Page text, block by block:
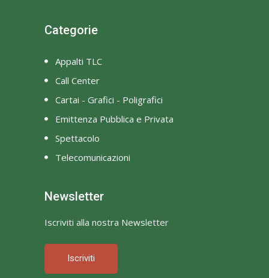
Categorie
Appalti TLC
Call Center
Cartai - Grafici - Poligrafici
Emittenza Pubblica e Privata
Spettacolo
Telecomunicazioni
Newsletter
Iscriviti alla nostra Newsletter
Iscriviti